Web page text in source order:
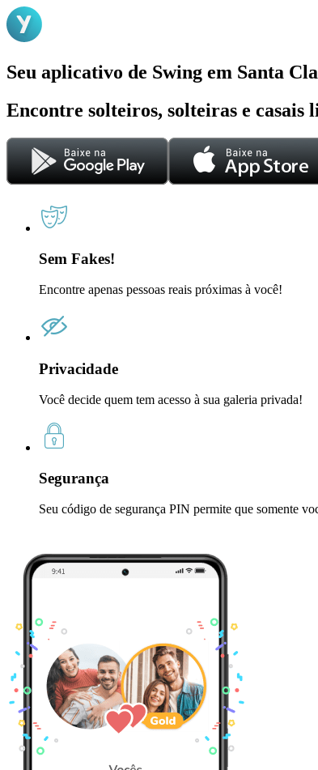
Seu aplicativo de Swing em Santa
Encontre solteiros, solteiras e casais
Sem Fakes!
Encontre apenas pessoas reais próximas à você!
Privacidade
Você decide quem tem acesso à sua galeria privada!
Segurança
Seu código de segurança PIN permite que somente